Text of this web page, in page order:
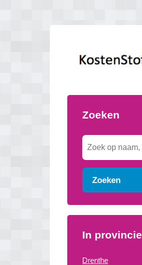
Zoeken
Zoeken
In provincie
Drenthe